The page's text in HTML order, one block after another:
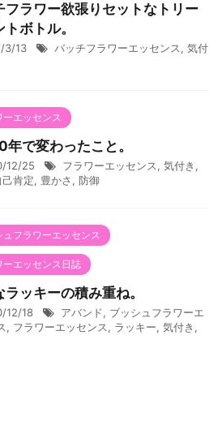
フラワー欲張りセットなトリー
トボトル。
3/13 バッチフラワーエッセンス, 気付
ーエッセンス
年で変わったこと。
12/25 フラワーエッセンス, 気付き ,
己肯定, 豊かさ , 防御
ュフラワーエッセンス
ーエッセンス日誌
ラッキーの積み重ね。
12/18 アバンド, ブッシュフラワーエ
, フラワーエッセンス, ラッキー, 気付き ,